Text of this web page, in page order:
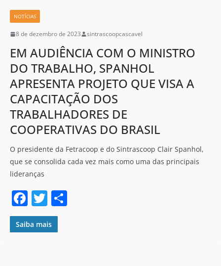
o
o
k
NOTÍCIAS
8 de dezembro de 2023 sintrascoopcascavel
EM AUDIÊNCIA COM O MINISTRO
DO TRABALHO, SPANHOL
APRESENTA PROJETO QUE VISA A
CAPACITAÇÃO DOS
TRABALHADORES DE
COOPERATIVAS DO BRASIL
O presidente da Fetracoop e do Sintrascoop Clair Spanhol,
que se consolida cada vez mais como uma das principais
lideranças
F
a
c
T
w
itt
Saiba mais